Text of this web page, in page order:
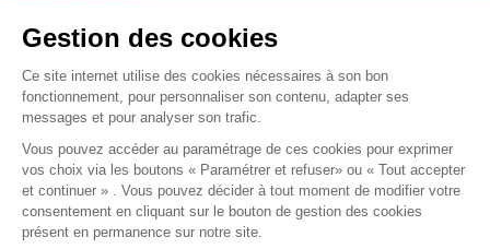
Volants
Jantes / Pneumatiques / Accessoires
Informations utiles
Nous contacter
Mentions légales
Conditions générales de vente